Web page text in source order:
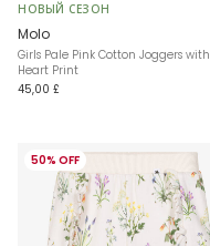
НОВЫЙ СЕЗОН
Molo
Girls Pale Pink Cotton Joggers with
Heart Print
45,00 £
50% OFF